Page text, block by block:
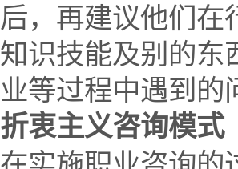
后，再建议他们在
知识技能及别的东
业等过程中遇到的
折衷主义咨询模式